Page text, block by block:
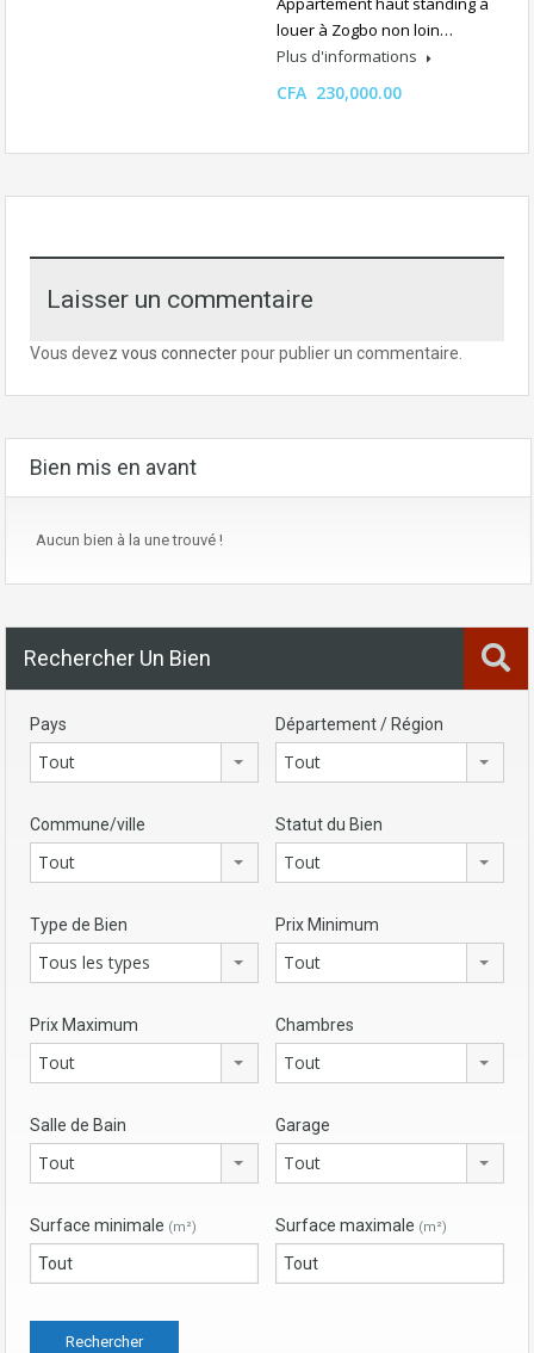
louer à Zogbo non loin…
Plus d'informations
CFA 230,000.00
Laisser un commentaire
Vous devez vous connecterpour publier un commentaire.
Bien mis en avant
Aucun bien à la une trouvé !
Rechercher Un Bien
Pays
Tout
Département / Région
Tout
Commune/ville
Tout
Statut du Bien
Tout
Type de Bien
Tous les types
Prix Minimum
Tout
Prix Maximum
Tout
Chambres
Tout
Salle de Bain
Tout
Garage
Tout
Surface minimale (m²) Surface maximale (m²)